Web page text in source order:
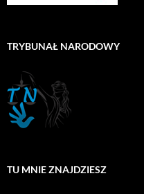
TRYBUNAŁ NARODOWY
TU MNIE ZNAJDZIESZ